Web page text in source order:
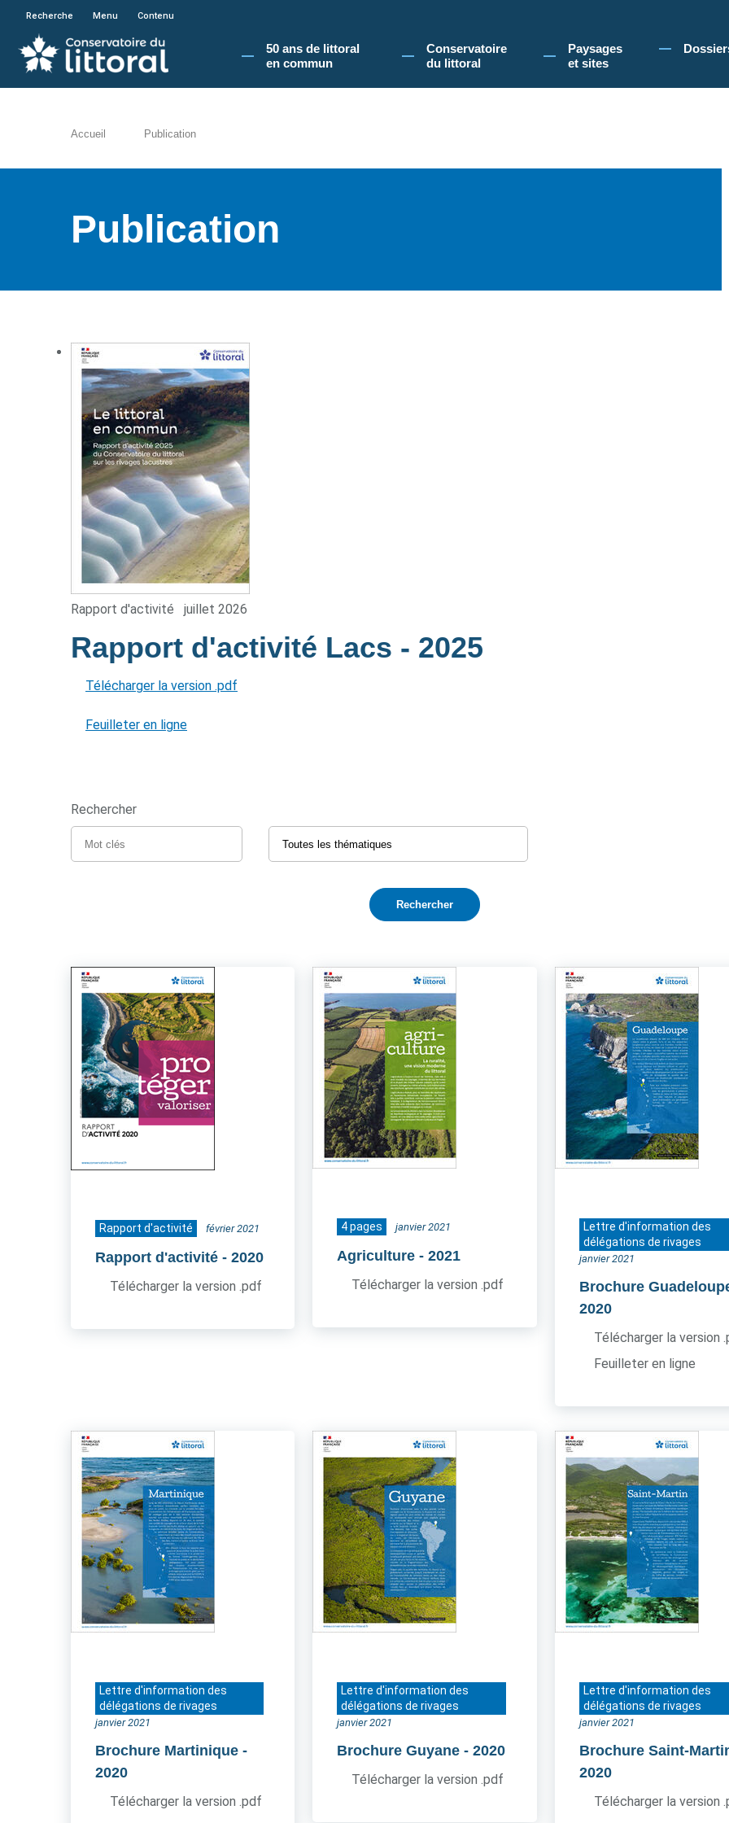
En poursuivant votre navigation sur le site du Conservatoire du littoral, vous acceptez l'utilisation de cookies pour vous
Recherche Menu Contenu
50 ans de littoral
en commun​
Conservatoire
du littoral
Paysages
et sites
Accueil Publication
Publication
Rapport d'activité juillet 2026
Rapport d'activité Lacs - 2025
Télécharger la version .pdf
Feuilleter en ligne
Rechercher
Rapport d'activité février 2021
Rapport d'activité - 2020
Télécharger la version .pdf
4 pages janvier 2021
Agriculture - 2021
Télécharger la version .pdf
Lettre d'information des
délégations de rivages
janvier 2021
Brochure
2020
Télécharger la version
Feuilleter en ligne
Lettre d'information des
délégations de rivages
janvier 2021
Brochure Martinique -
2020
Télécharger la version .pdf
Lettre d'information des
délégations de rivages
janvier 2021
Brochure Guyane - 2020
Télécharger la version .pdf
Lettre d'information des
délégations de rivages
janvier 2021
Brochure Saint-
2020
Télécharger la version